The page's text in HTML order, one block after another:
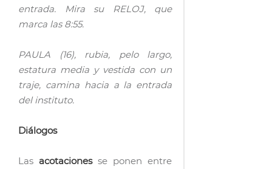
entrada. Mira su RELOJ, que
marca las 8:55.
PAULA (16), rubia, pelo largo,
estatura media y vestida con un
traje, camina hacia a la entrada
del instituto.
Diálogos
Las acotacionesse ponen entre